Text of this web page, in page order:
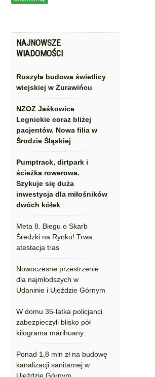
NAJNOWSZE
WIADOMOŚCI
Ruszyła budowa świetlicy
wiejskiej w Żurawińcu
NZOZ Jaśkowice
Legnickie coraz bliżej
pacjentów. Nowa filia w
Środzie Śląskiej
Pumptrack, dirtpark i
ścieżka rowerowa.
Szykuje się duża
inwestycja dla miłośników
dwóch kółek
Meta 8. Biegu o Skarb
Średzki na Rynku! Trwa
atestacja tras
Nowoczesne przestrzenie
dla najmłodszych w
Udaninie i Ujeździe Górnym
W domu 35-latka policjanci
zabezpieczyli blisko pół
kilograma marihuany
Ponad 1,8 mln zł na budowę
kanalizacji sanitarnej w